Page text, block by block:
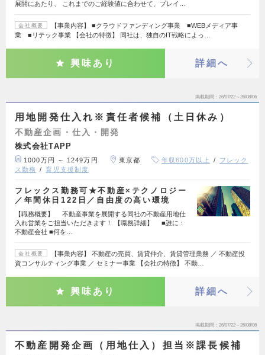
展開にあたり、 これまでのご経験値に合わせて、プレイ…
会社概要
【事業内容】 ■クラウドファンディング事業 ■WEBメディア事
業 ■リテック事業 【会社の特徴】 同社は、独自のIT戦略によっ…
興味あり 詳細へ
掲載期間 26/07/22～26/08/06
用地開発仕入れ※責任者候補（土日休み）
不動産企画・仕入・開発
株式会社TAPP
1000万円 ～ 1249万円 東京都 年収600万以上
フレック
ス勤務
育児支援制度
フレックス勤務可★不動産×テクノロジー
／年間休日122日／自由度の高い環境
【職務概要】 不動産事業を展開する同社の不動産用地仕
入れ営業をご担当いただきます！ 【職務詳細】 ■誰に：
不動産会社 ■何を…
会社概要
【事業内容】 不動産の売買、賃貸仲介、賃貸管理業務 ／ 不動産投
資コンサルティング事業 ／ セミナー事業 【会社の特徴】 不動…
興味あり 詳細へ
掲載期間 26/07/22～26/08/06
不動産開発企画（用地仕入）担当※課長候補